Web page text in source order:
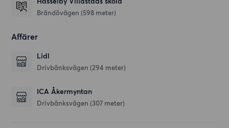
Brändövägen (598 meter)
Affärer
Lidl
Drivbänksvägen (294 meter)
ICA Åkermyntan
Drivbänksvägen (307 meter)